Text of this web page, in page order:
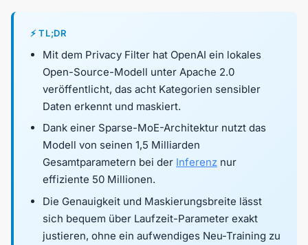
⚡ TL;DR
Mit dem Privacy Filter hat OpenAI ein lokales
Open-Source-Modell unter Apache 2.0
veröffentlicht, das acht Kategorien sensibler
Daten erkennt und maskiert.
Dank einer Sparse-MoE-Architektur nutzt das
Modell von seinen 1,5 Milliarden
Gesamtparametern bei der Inferenz nur
effiziente 50 Millionen.
Die Genauigkeit und Maskierungsbreite lässt
sich bequem über Laufzeit-Parameter exakt
justieren, ohne ein aufwendiges Neu-Training zu